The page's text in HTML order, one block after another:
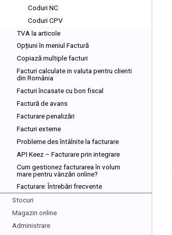
Coduri NC
Coduri CPV
TVA la articole
Opțiuni în meniul Factură
Copiază multiple facturi
Facturi calculate in valuta pentru clienti
din România
Facturi încasate cu bon fiscal
Factură de avans
Facturare penalizări
Facturi externe
Probleme des întâlnite la facturare
API Keez – Facturare prin integrare
Cum gestionez facturarea în volum
mare pentru vânzări online?
Facturare: Întrebări frecvente
Stocuri
Magazin online
Administrare